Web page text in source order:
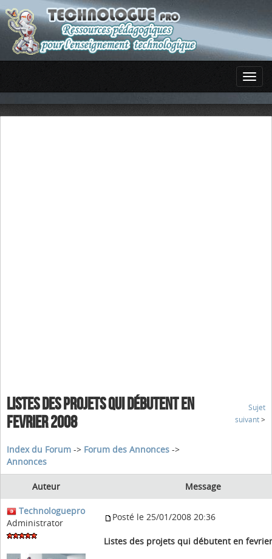
LISTES DES PROJETS QUI DÉBUTENT EN
FEVRIER 2008
Sujet
suivant >
Index du Forum -> Forum des Annonces ->
Annonces
Auteur Message
Technologuepro
Administrator
Posté le 25/01/2008 20:36
Listes des projets qui débutent en